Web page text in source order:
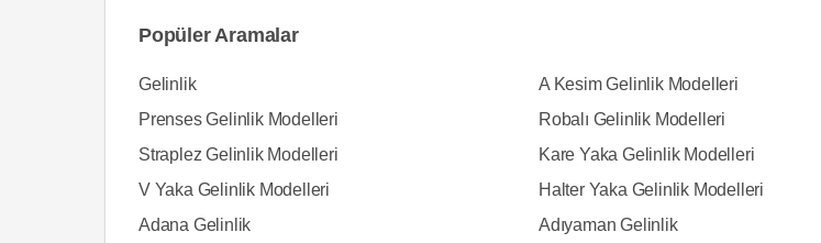
Popüler Aramalar
Gelinlik A Kesim Gelinlik Modelleri
Prenses Gelinlik Modelleri
Robalı Gelinlik Modelleri
Straplez Gelinlik Modelleri
Kare Yaka Gelinlik Modelleri
V Yaka Gelinlik Modelleri
Halter Yaka Gelinlik Modelleri
Adana Gelinlik
Adıyaman Gelinlik